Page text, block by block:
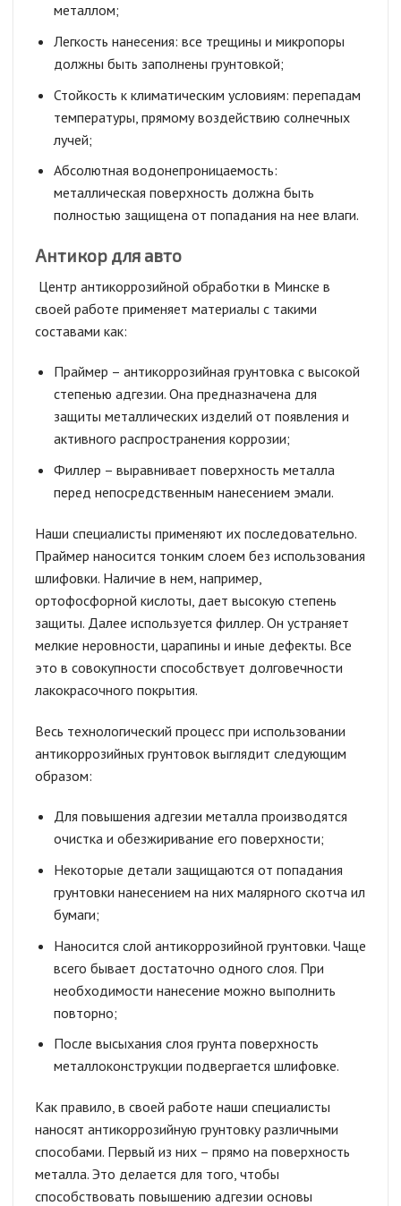
металлом;
Легкость нанесения: все трещины и микропоры
должны быть заполнены грунтовкой;
Стойкость к климатическим условиям: перепадам
температуры, прямому воздействию солнечных
лучей;
Абсолютная водонепроницаемость:
металлическая поверхность должна быть
полностью защищена от попадания на нее влаги.
Антикор для авто
Центр антикоррозийной обработки в Минске в
своей работе применяет материалы с такими
составами как:
Праймер – антикоррозийная грунтовка с высокой
степенью адгезии. Она предназначена для
защиты металлических изделий от появления и
активного распространения коррозии;
Филлер – выравнивает поверхность металла
перед непосредственным нанесением эмали.
Наши специалисты применяют их последовательно.
Праймер наносится тонким слоем без использования
шлифовки. Наличие в нем, например,
ортофосфорной кислоты, дает высокую степень
защиты. Далее используется филлер. Он устраняет
мелкие неровности, царапины и иные дефекты. Все
это в совокупности способствует долговечности
лакокрасочного покрытия.
Весь технологический процесс при использовании
антикоррозийных грунтовок выглядит следующим
образом:
Для повышения адгезии металла производятся
очистка и обезжиривание его поверхности;
Некоторые детали защищаются от попадания
грунтовки нанесением на них малярного скотча ил
бумаги;
Наносится слой антикоррозийной грунтовки. Чаще
всего бывает достаточно одного слоя. При
необходимости нанесение можно выполнить
повторно;
После высыхания слоя грунта поверхность
металлоконструкции подвергается шлифовке.
Как правило, в своей работе наши специалисты
наносят антикоррозийную грунтовку различными
способами. Первый из них – прямо на поверхность
металла. Это делается для того, чтобы
способствовать повышению адгезии основы